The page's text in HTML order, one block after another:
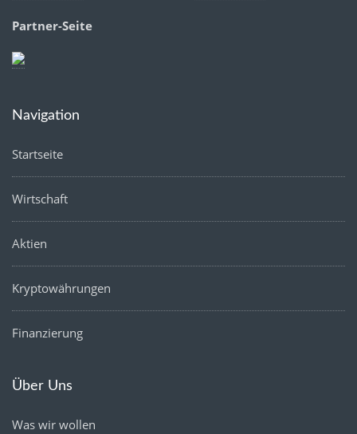
Partner-Seite
Navigation
Startseite
Wirtschaft
Aktien
Kryptowährungen
Finanzierung
Über Uns
Was wir wollen